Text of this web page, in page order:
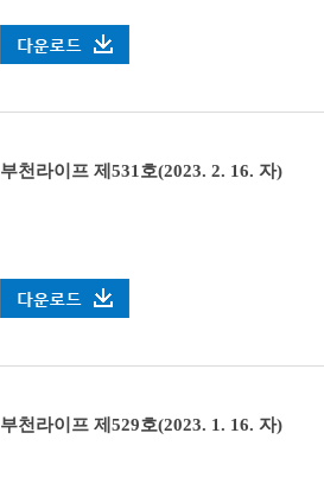
부천라이프 제531호(2023. 2. 16. 자)
부천라이프 제529호(2023. 1. 16. 자)